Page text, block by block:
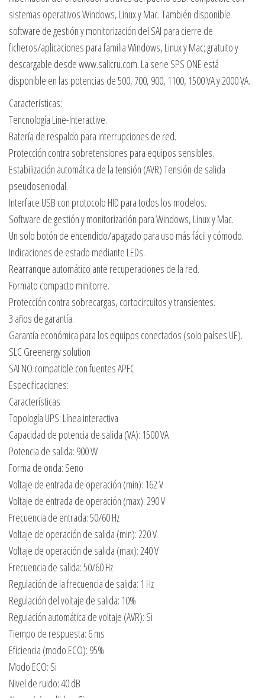
sistemas operativos Windows, Linux y Mac. También disponible
software de gestión y monitorización del SAI para cierre de
ficheros/aplicaciones para familia Windows, Linux y Mac; gratuito y
descargable desde www.salicru.com. La serie SPS ONE está
disponible en las potencias de 500, 700, 900, 1100, 1500 VA y 2000 VA.
Características:
Tencnología Line-Interactive.
Batería de respaldo para interrupciones de red.
Protección contra sobretensiones para equipos sensibles.
Estabilización automática de la tensión (AVR) Tensión de salida
pseudoseniodal.
Interface USB con protocolo HID para todos los modelos.
Software de gestión y monitorización para Windows, Linux y Mac.
Un solo botón de encendido/apagado para uso más fácil y cómodo.
Indicaciones de estado mediante LEDs.
Rearranque automático ante recuperaciones de la red.
Formato compacto minitorre.
Proteccíón contra sobrecargas, cortocircuitos y transientes.
3 años de garantía.
Garantía económica para los equipos conectados (solo países UE).
SLC Greenergy solution
SAI NO compatible con fuentes APFC
Especificaciones:
Características
Topología UPS: Línea interactiva
Capacidad de potencia de salida (VA): 1500 VA
Potencia de salida: 900 W
Forma de onda: Seno
Voltaje de entrada de operación (min): 162 V
Voltaje de entrada de operación (max): 290 V
Frecuencia de entrada: 50/60 Hz
Voltaje de operación de salida (min): 220 V
Voltaje de operación de salida (max): 240 V
Frecuencia de salida: 50/60 Hz
Regulación de la frecuencia de salida: 1 Hz
Regulación del voltaje de salida: 10%
Regulación automática de voltaje (AVR): Si
Tiempo de respuesta: 6 ms
Eficiencia (modo ECO): 95%
Modo ECO: Si
Nivel de ruido: 40 dB